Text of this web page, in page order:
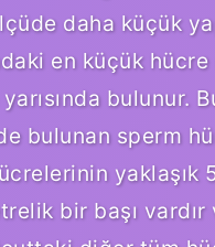
daha küçük
en küçük hücre
bulunur.
bulunan sperm
yaklaşık
bir başı vardır